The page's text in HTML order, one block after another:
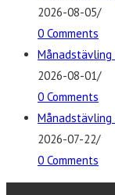
2026-08-05/
0 Comments
2026-08-01/
0 Comments
2026-07-22/
0 Comments